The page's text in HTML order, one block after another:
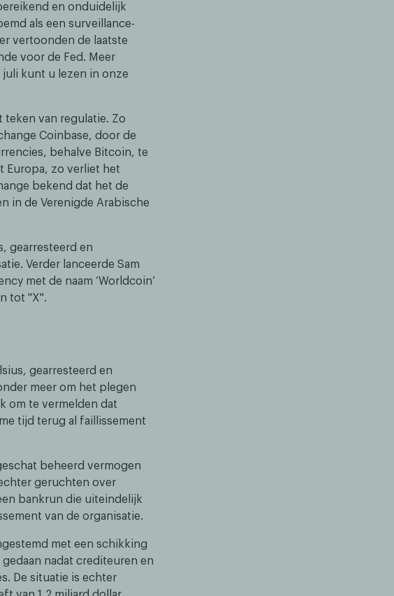
en onduidelijk
als een surveillance-
vertoonden de laatste
voor de Fed. Meer
kunt u lezen in onze
teken van regulatie. Zo
Coinbase, door de
behalve Bitcoin, te
Europa, zo verliet het
bekend dat het de
in de Verenigde Arabische
gearresteerd en
Verder lanceerde Sam
met de naam ‘Worldcoin’
tot "X".
gearresteerd en
meer om het plegen
om te vermelden dat
tijd terug al faillissement
beheerd vermogen
geruchten over
bankrun die uiteindelijk
van de organisatie.
met een schikking
nadat crediteuren en
De situatie is echter